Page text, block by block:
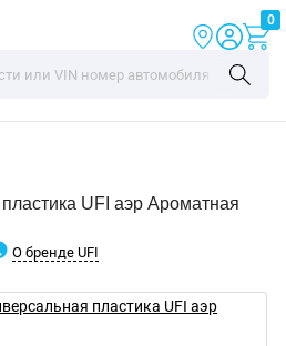
0
UFI аэр Ароматная
О бренде UFI